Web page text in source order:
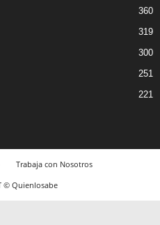
360
319
300
251
221
Trabaja con Nosotros
© Quienlosabe